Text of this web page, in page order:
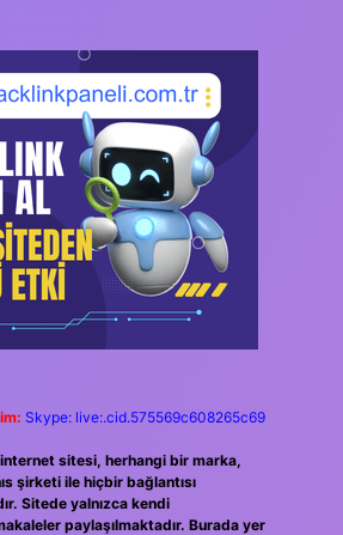
Skype: live:.cid.575569c608265c69
sitesi, herhangi bir marka,
şirketi ile hiçbir bağlantısı
Sitede yalnızca kendi
paylaşılmaktadır. Burada yer